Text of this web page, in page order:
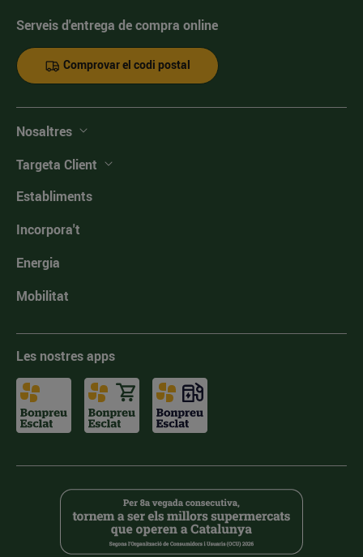
Serveis d'entrega de compra online
Comprovar el codi postal
Nosaltres
Targeta Client
Establiments
Incorpora't
Energia
Mobilitat
Les nostres apps